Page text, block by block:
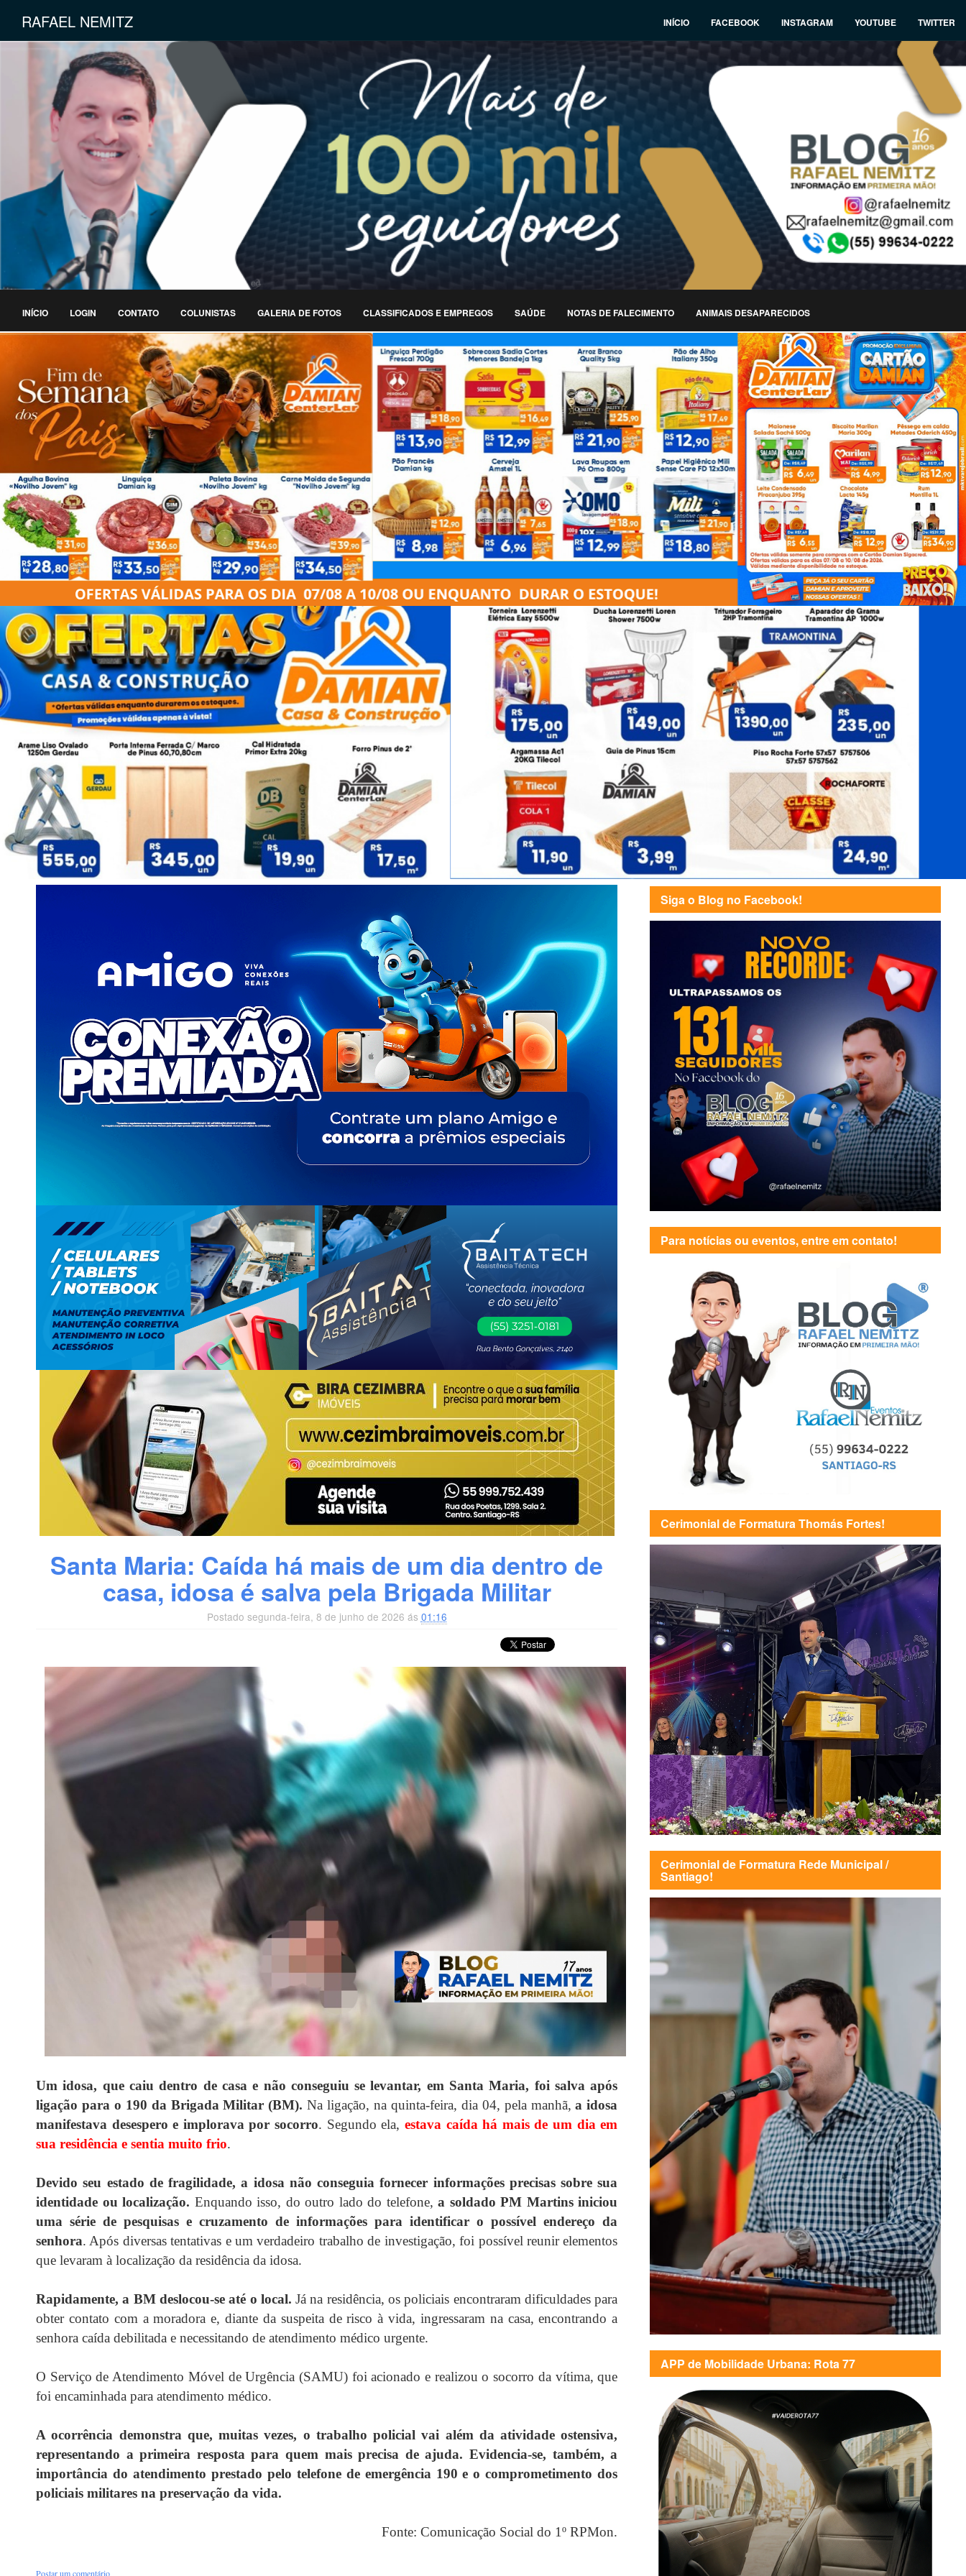
RAFAEL NEMITZ INÍCIO FACEBOOK INSTAGRAM YOUTUBE TWITTER
INÍCIO LOGIN CONTATO COLUNISTAS GALERIA DE FOTOS CLASSIFICADOS E EMPREGOS SAÚDE NOTAS DE FALECIMENTO ANIMAIS DESAPARECIDOS
Santa Maria: Caída há mais de um dia dentro de
casa, idosa é salva pela Brigada Militar
Postado segunda-feira, 8 de junho de 2026 ás 01:16
Um idosa, que caiu dentro de casa e não conseguiu se levantar, em Santa Maria, foi salva após
ligação para o 190 da Brigada Militar (BM).Na ligação, na quinta-feira, dia 04, pela manhã,a idosa
manifestava desespero e implorava por socorro. Segundo ela, estava caída há mais de um dia em
sua residência e sentia muito frio.
Devido seu estado de fragilidade, a idosa não conseguia fornecer informações precisas sobre sua
identidade ou localização. Enquando isso, do outro lado do telefone,a soldado PM Martinsiniciou
uma série de pesquisas e cruzamento de informações para identificar o possível endereço da
senhora. Após diversas tentativas e um verdadeiro trabalho de investigação, foi possível reunir elementos
que levaram à localização da residência da idosa.
Rapidamente, a BM deslocou-se até o local. Já na residência, os policiais encontraram dificuldades para
obter contato com a moradora e, diante da suspeita de risco à vida, ingressaram na casa, encontrando a
senhora caída debilitada e necessitando de atendimento médico urgente.
O Serviço de Atendimento Móvel de Urgência (SAMU) foi acionado e realizou o socorro da vítima, que
foi encaminhada para atendimento médico.
A ocorrência demonstra que, muitas vezes, o trabalho policial vai além da atividade ostensiva,
representando a primeira resposta para quem mais precisa de ajuda. Evidencia-se, também, a
importância do atendimento prestado pelo telefone de emergência 190 e o comprometimento dos
policiais militares na preservação da vida.
Fonte: Comunicação Social do 1º RPMon.
Postar um comentário
Siga o Blog no Facebook!
Para notícias ou eventos, entre em contato!
Cerimonial de Formatura Thomás Fortes!
Cerimonial de Formatura Rede Municipal /
Santiago!
APP de Mobilidade Urbana: Rota 77